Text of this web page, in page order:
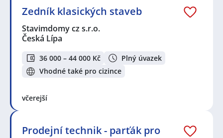
Zedník klasických staveb
Stavimdomy cz s.r.o.
Česká Lípa
36 000 – 44 000 Kč
Plný úvazek
Vhodné také pro cizince
včerejší
Prodejní technik - parťák pro